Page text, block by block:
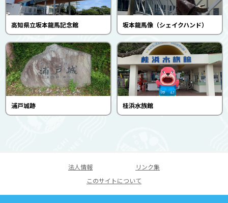
高知県立坂本龍馬記念館 坂本龍馬像（シェイクハンド）
浦戸城跡 桂浜水族館
法人情報
リンク集
このサイトについて